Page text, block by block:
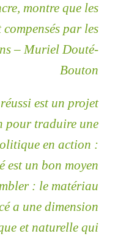
montre que les
par les
– Muriel Douté-
Bouton
est un projet
pour traduire une
en action :
est un bon moyen
: le matériau
a une dimension
et naturelle qui